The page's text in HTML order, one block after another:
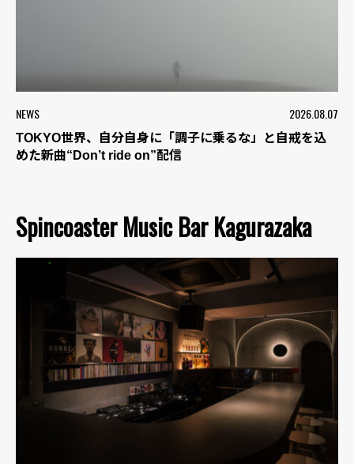
NEWS 2026.08.07
TOKYO世界、自分自身に「調子に乗るな」と自戒を込
めた新曲“Don’t ride on”配信
Spincoaster Music Bar Kagurazaka